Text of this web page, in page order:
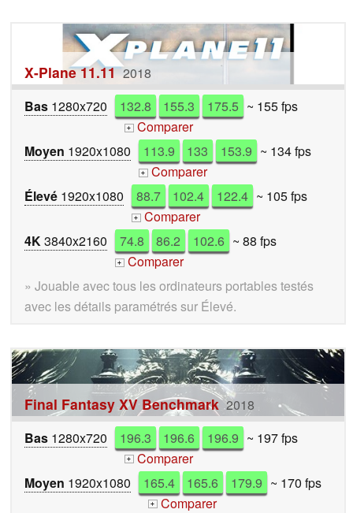
X-Plane 11.11 2018
Bas 1280x720 132.8 155.3 175.5 ~ 155 fps
+ Comparer
Moyen 1920x1080 113.9 133 153.9 ~ 134 fps
+ Comparer
Élevé 1920x1080 88.7 102.4 122.4 ~ 105 fps
+ Comparer
4K3840x2160 74.8 86.2 102.6 ~ 88 fps
+ Comparer
» Jouable avec tous les ordinateurs portables testés
avec les détails paramétrés sur Élevé.
Final Fantasy XV Benchmark 2018
Bas 1280x720 196.3 196.6 196.9 ~ 197 fps
+ Comparer
Moyen 1920x1080 165.4 165.6 179.9 ~ 170 fps
+ Comparer